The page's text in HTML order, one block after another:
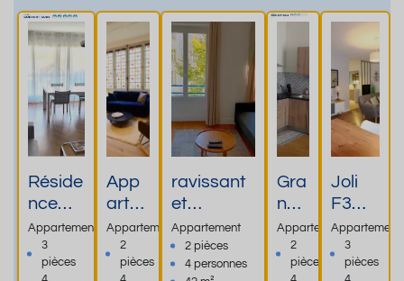
Réside
nce
conte
mpora
ine.
Appartement
3
pièces
App
arte
ment
de
char
Appartement
2
pièces
ravissant
et
charmant
appartem
ent de 42
Appartement
2 pièces
4 personnes
Gra
nd
T2
hyp
er
Appartement
2
pièces
Joli
F3
meub
lé
800m
Appartement
3
pièces